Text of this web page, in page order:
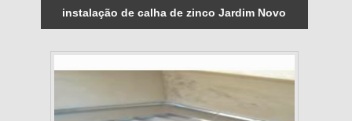
instalação de calha de zinco Jardim Novo